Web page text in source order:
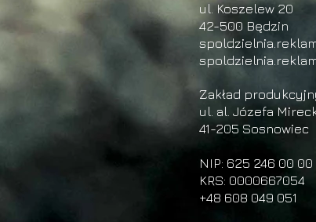
ul. Koszelew 20
42-500 Będzin
Zakład
ul. al. Józefa
41-205 Sosnowiec
NIP: 625 246 00 00
KRS: 0000667054
+48 608 049 051